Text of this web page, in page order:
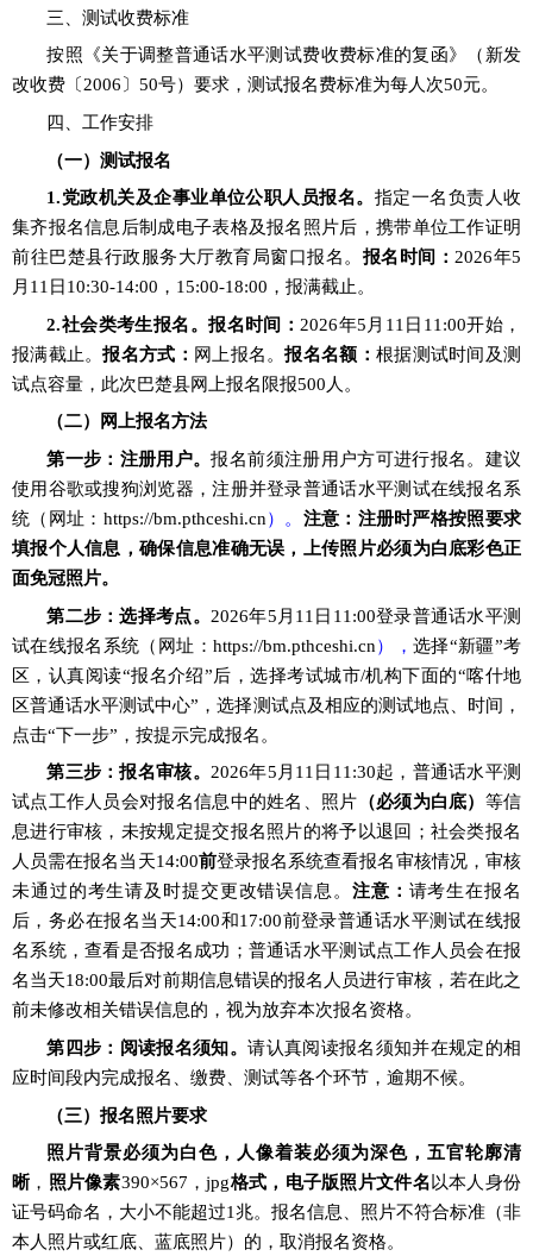
三、测试收费标准
按照《关于调整普通话水平测试费收费标准的复函》（新发
改收费〔2006〕50号）要求，测试报名费标准为每人次50元。
四、工作安排
（一）测试报名
1.党政机关及企事业单位公职人员报名。 指定一名负责人收
集齐报名信息后制成电子表格及报名照片后，携带单位工作证明
前往巴楚县行政服务大厅教育局窗口报名。 报名时间： 2026年5
月11 日 10:30-14:00，15:00-18:00，报满截止。
2.社会类考生报名。报名时间 ： 2026年5月11 日 11 :00开始，
报满截止。报名方式： 网上报名。报名名额： 根据测试时间及测
试点容量，此次巴楚县网上报名限报500人。
（二）网上报名方法
第一步：注册用户。报名前须注册用户方可进行报名。建议
使用谷歌或搜狗浏览器，注册并登录普通话水平测试在线报名系
统（网址： https://bm.pthceshi.cn）。 注意： 注册时严格按照要求
填报个人信息，确保信息准确无误，上传照片必须为白底彩色正
面免冠照片。
第二步：选择考点。 2026年5月11 日 11:00登录普通话水平测
试在线报名系统（网址 ： https://bm.pthceshi.cn） ， 选择“新疆”考
区，认真阅读“报名介绍”后，选择考试城市/机构下面的“喀什地
区普通话水平测试中心” ，选择测试点及相应的测试地点、时间，
点击“下一步” ，按提示完成报名。
第三步：报名审核。 2026年5月11 日 11:30起 ， 普通话水平测
试点工作人员会对报名信息中的姓名、照片 （必须为白底） 等信
息进行审核，未按规定提交报名照片的将予以退回；社会类报名
人员需在报名当天14:00前登录报名系统查看报名审核情况，审核
未通过的考生请及时提交更改错误信息。 注意： 请考生在报名
后，务必在报名当天14:00和17:00前登录普通话水平测试在线报
名系统，查看是否报名成功；普通话水平测试点工作人员会在报
名当天18:00最后对前期信息错误的报名人员进行审核，若在此之
前未修改相关错误信息的，视为放弃本次报名资格。
第 四步：阅读报名须知。请认真阅读报名须知并在规定的相
应时间段内完成报名、缴费、测试等各个环节，逾期不候。
（三）报名照片要求
照片背景必须为白色，人像着装必须为深色，五官轮廓清
晰 ， 照片像素390×567，jpg格式，电子版照片文件名以本人身份
证号码命名，大小不能超过1兆。报名信息、照片不符合标准（非
本人照片或红底、蓝底照片）的，取消报名资格。